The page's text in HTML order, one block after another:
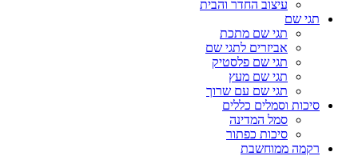
עיצוב החדר והבית
תגי שם
תגי שם מתכת
אביזרים לתגי שם
תגי שם פלסטיק
תגי שם מעץ
תגי שם עם שרוך
סיכות וסמלים כללים
סמל המדינה
סיכות כפתור
רקמה ממוחשבת